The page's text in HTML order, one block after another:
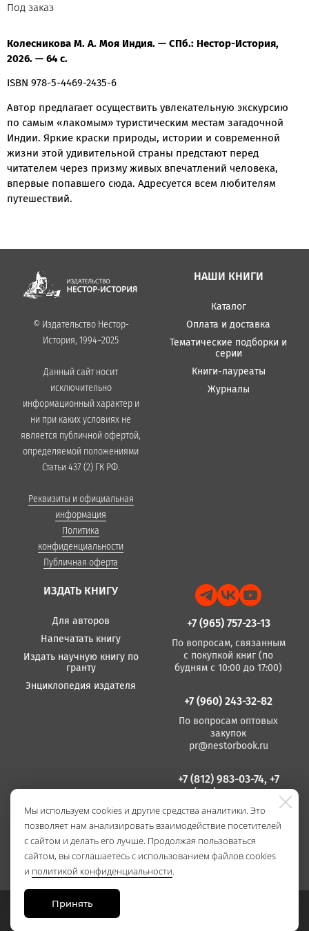
Под заказ
Колесникова М. А. Моя Индия. — СПб.: Нестор-История,
2026. — 64 с.
ISBN 978-5-4469-2435-6
Автор предлагает осуществить увлекательную экскурсию
по самым «лакомым» туристическим местам загадочной
Индии. Яркие краски природы, истории и современной
жизни этой удивительной страны предстают перед
читателем через призму живых впечатлений человека,
впервые попавшего сюда. Адресуется всем любителям
путешествий.
© Издательство Нестор-
История, 1994–2025
Данный сайт носит
исключительно
информационный характер и
ни при каких условиях не
является публичной офертой,
определяемой положениями
Статьи 437 (2) ГК РФ.
Реквизиты и официальная
информация
Политика
конфиденциальности
Публичная оферта
НАШИ КНИГИ
Каталог
Оплата и доставка
Тематические подборки и
серии
Книги-лауреаты
Журналы
ИЗДАТЬ КНИГУ
Для авторов
Напечатать книгу
Издать научную книгу по
гранту
Энциклопедия издателя
+7 (965) 757-23-13
По вопросам, связанным
с покупкой книг (по
будням с 10:00 до 17:00)
+7 (960) 243-32-82
По вопросам оптовых
закупок
pr@nestorbook.ru
+7 (812) 983-03-74, +7
(812) 235 15 86
По вопросам издания
книг
(по будням с 10:00 до
17:00)
Мы используем cookies и другие средства аналитики. Это
позволяет нам анализировать взаимодействие посетителей
с сайтом и делать его лучше. Продолжая пользоваться
сайтом, вы соглашаетесь с использованием файлов cookies
и политикой конфиденциальности.
Принять
Сайт разработан в